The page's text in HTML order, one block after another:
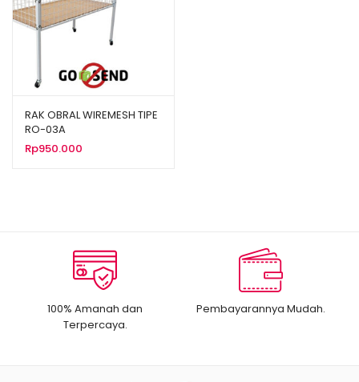
RAK OBRAL WIREMESH TIPE
RO-03A
Rp950.000
100% Amanah dan
Terpercaya.
Pembayarannya Mudah.